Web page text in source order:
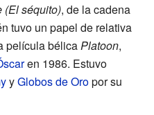
(El séquito), de la cadena
tuvo un papel de relativa
película bélicaPlatoon,
en 1986. Estuvo
yGlobos de Oropor su